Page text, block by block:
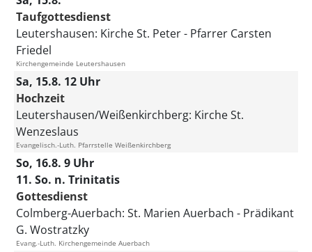
Taufgottesdienst
Leutershausen: Kirche St. Peter
Pfarrer Carsten
Friedel
Kirchengemeinde Leutershausen
Sa, 15.8. 12 Uhr
Hochzeit
Leutershausen/Weißenkirchberg: Kirche St.
Wenzeslaus
Evangelisch.-Luth. Pfarrstelle Weißenkirchberg
So, 16.8. 9 Uhr
11. So. n. Trinitatis
Gottesdienst
Colmberg-Auerbach: St. Marien Auerbach
Prädikant
G. Wostratzky
Evang.-Luth. Kirchengemeinde Auerbach